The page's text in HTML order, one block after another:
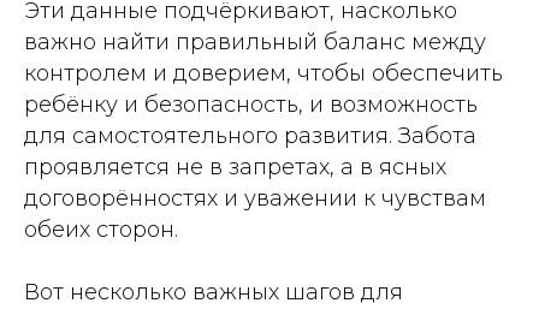
Эти данные подчёркивают, насколько
важно найти правильный баланс между
контролем и доверием, чтобы обеспечить
ребёнку и безопасность, и возможность
для самостоятельного развития. Забота
проявляется не в запретах, а в ясных
договорённостях и уважении к чувствам
обеих сторон.
Вот несколько важных шагов для